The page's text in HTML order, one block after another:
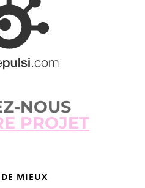
NOUS
PROJET
MIEUX